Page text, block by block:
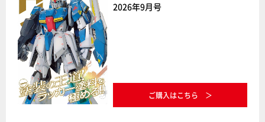
2026年9月号
ご購入はこちら